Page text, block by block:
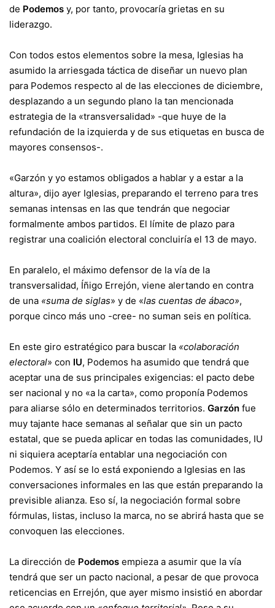
de Podemos y, por tanto, provocaría grietas en su
liderazgo.
Con todos estos elementos sobre la mesa, Iglesias ha
asumido la arriesgada táctica de diseñar un nuevo plan
para Podemos respecto al de las elecciones de diciembre,
desplazando a un segundo plano la tan mencionada
estrategia de la «transversalidad» -que huye de la
refundación de la izquierda y de sus etiquetas en busca de
mayores consensos-.
«Garzón y yo estamos obligados a hablar y a estar a la
altura», dijo ayer Iglesias, preparando el terreno para tres
semanas intensas en las que tendrán que negociar
formalmente ambos partidos. El límite de plazo para
registrar una coalición electoral concluiría el 13 de mayo.
En paralelo, el máximo defensor de la vía de la
transversalidad, Íñigo Errejón, viene alertando en contra
de una «suma de siglas» y de «las cuentas de ábaco»,
porque cinco más uno -cree- no suman seis en política.
En este giro estratégico para buscar la «colaboración
electoral» con IU, Podemos ha asumido que tendrá que
aceptar una de sus principales exigencias: el pacto debe
ser nacional y no «a la carta», como proponía Podemos
para aliarse sólo en determinados territorios. Garzón fue
muy tajante hace semanas al señalar que sin un pacto
estatal, que se pueda aplicar en todas las comunidades, IU
ni siquiera aceptaría entablar una negociación con
Podemos. Y así se lo está exponiendo a Iglesias en las
conversaciones informales en las que están preparando la
previsible alianza. Eso sí, la negociación formal sobre
fórmulas, listas, incluso la marca, no se abrirá hasta que se
convoquen las elecciones.
La dirección de Podemos empieza a asumir que la vía
tendrá que ser un pacto nacional, a pesar de que provoca
reticencias en Errejón, que ayer mismo insistió en abordar